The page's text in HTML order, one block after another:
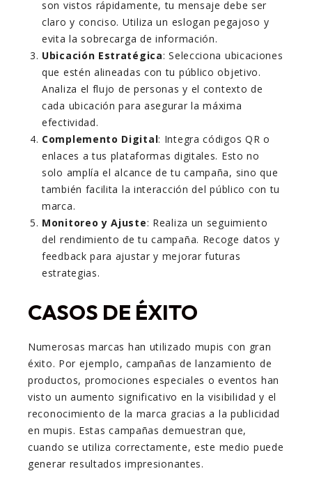
son vistos rápidamente, tu mensaje debe ser
claro y conciso. Utiliza un eslogan pegajoso y
evita la sobrecarga de información.
Ubicación Estratégica: Selecciona ubicaciones
que estén alineadas con tu público objetivo.
Analiza el flujo de personas y el contexto de
cada ubicación para asegurar la máxima
efectividad.
Complemento Digital: Integra códigos QR o
enlaces a tus plataformas digitales. Esto no
solo amplía el alcance de tu campaña, sino que
también facilita la interacción del público con tu
marca.
Monitoreo y Ajuste: Realiza un seguimiento
del rendimiento de tu campaña. Recoge datos y
feedback para ajustar y mejorar futuras
estrategias.
CASOS DE ÉXITO
Numerosas marcas han utilizado mupis con gran
éxito. Por ejemplo, campañas de lanzamiento de
productos, promociones especiales o eventos han
visto un aumento significativo en la visibilidad y el
reconocimiento de la marca gracias a la publicidad
en mupis. Estas campañas demuestran que,
cuando se utiliza correctamente, este medio puede
generar resultados impresionantes.